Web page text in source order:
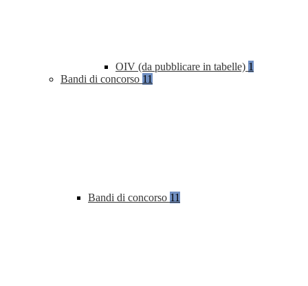
OIV (da pubblicare in tabelle) 1
Bandi di concorso 11
Bandi di concorso 11